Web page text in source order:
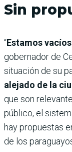
Sin
“Estamos
gobernador de
situación de su
alejado de la
que son
público, el
hay propuestas
de los